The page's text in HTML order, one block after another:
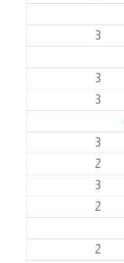
3
3
3
3
2
3
2
2